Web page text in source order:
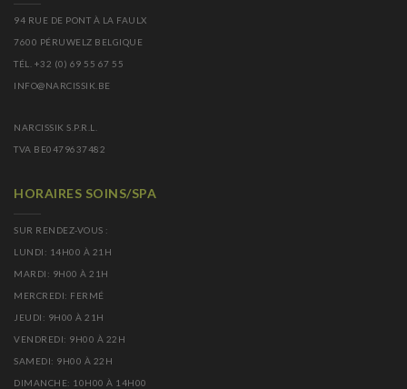
94 RUE DE PONT À LA FAULX
7600 PÉRUWELZ BELGIQUE
TÉL. +32 (0) 69 55 67 55
INFO@NARCISSIK.BE
NARCISSIK S.P.R.L.
TVA BE0479637482
HORAIRES SOINS/SPA
SUR RENDEZ-VOUS :
LUNDI: 14H00 À 21H
MARDI: 9H00 À 21H
MERCREDI: FERMÉ
JEUDI: 9H00 À 21H
VENDREDI: 9H00 À 22H
SAMEDI: 9H00 À 22H
DIMANCHE: 10H00 À 14H00